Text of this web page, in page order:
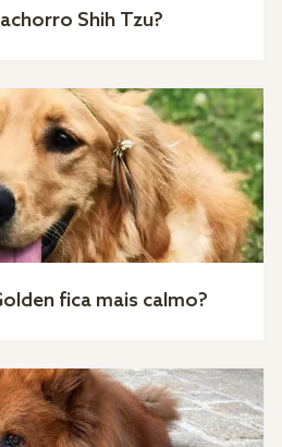
Shih Tzu?
fica mais calmo?